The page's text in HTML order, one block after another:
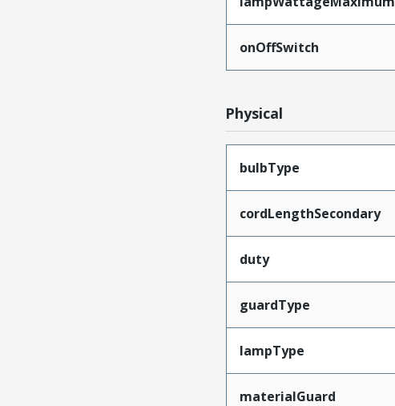
onOffSwitch
Physical
bulbType
cordLengthSecondary
duty
guardType
lampType
materialGuard